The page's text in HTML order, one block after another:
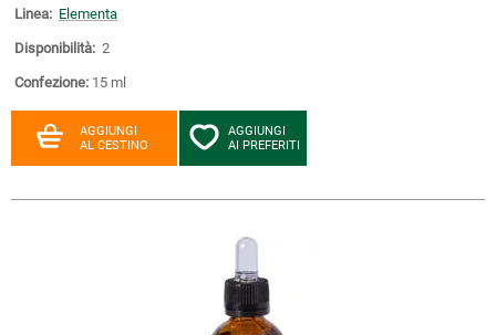
Linea: Elementa
Disponibilità: 2
Confezione: 15 ml
AGGIUNGI
AL CESTINO
AGGIUNGI
AI PREFERITI